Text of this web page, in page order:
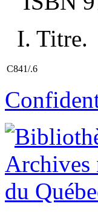
I. Titre.
C841/.6